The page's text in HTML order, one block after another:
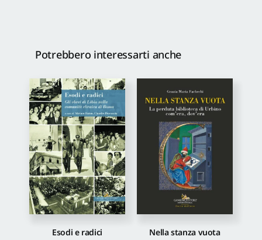
Potrebbero interessarti anche
Esodi e radici Nella stanza vuota